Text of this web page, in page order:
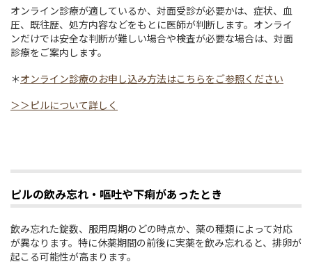
オンライン診療が適しているか、対面受診が必要かは、症状、血
圧、既往歴、処方内容などをもとに医師が判断します。オンライ
ンだけでは安全な判断が難しい場合や検査が必要な場合は、対面
診療をご案内します。
＊オンライン診療のお申し込み方法はこちらをご参照ください
＞＞ピルについて詳しく
ピルの飲み忘れ・嘔吐や下痢があったとき
飲み忘れた錠数、服用周期のどの時点か、薬の種類によって対応
が異なります。特に休薬期間の前後に実薬を飲み忘れると、排卵が
起こる可能性が高まります。